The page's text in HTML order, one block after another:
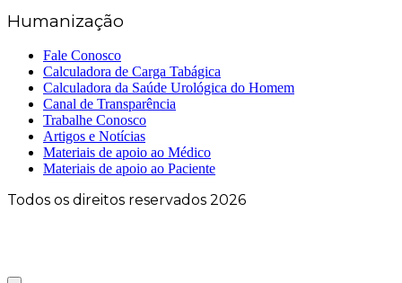
Humanização
Fale Conosco
Calculadora de Carga Tabágica
Calculadora da Saúde Urológica do Homem
Canal de Transparência
Trabalhe Conosco
Artigos e Notícias
Materiais de apoio ao Médico
Materiais de apoio ao Paciente
Todos os direitos reservados 2026